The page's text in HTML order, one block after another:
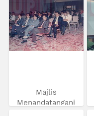
Majlis
Menandatangani